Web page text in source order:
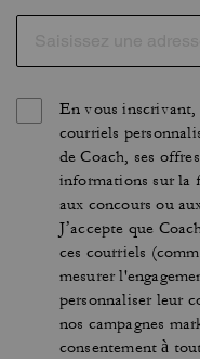
En vous inscrivant,
courriels
de Coach, ses
informations sur la
aux concours ou
J’accepte que
ces courriels
mesurer
personnaliser leur
nos campagnes
consentement à